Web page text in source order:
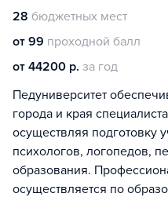
28 бюджетных мест
от 99 проходной балл
от 44200 р. за год
Педуниверситет
города и края
осуществляя подготовку
психологов, логопедов,
образования.
осуществляется по